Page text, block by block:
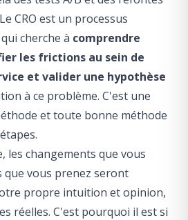
CRO est un processus
cherche à comprendre
les frictions au sein de
et valider une hypothèse
à ce problème. C'est une
et toute bonne méthode
les changements que vous
que vous prenez seront
propre intuition et opinion,
réelles. C'est pourquoi il est si